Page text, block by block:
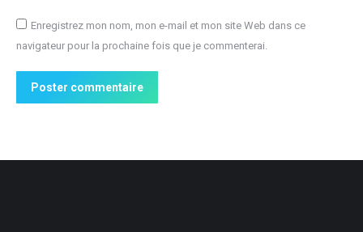
Enregistrez mon nom, mon e-mail et mon site Web dans ce
navigateur pour la prochaine fois que je commenterai.
Poster commentaire